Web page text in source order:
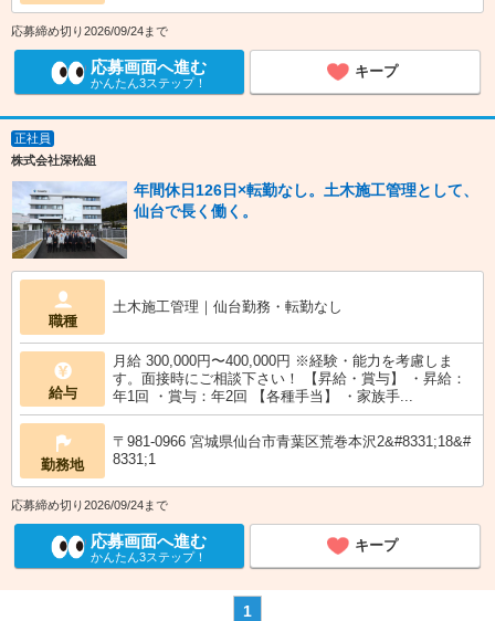
応募締め切り2026/09/24まで
応募画面へ進む
かんたん3ステップ！
キープ
正社員
株式会社深松組
年間休日126日×転勤なし。土木施工管理として、
仙台で長く働く。
職種
土木施工管理｜仙台勤務・転勤なし
給与
月給 300,000円〜400,000円 ※経験・能力を考慮しま
す。面接時にご相談下さい！ 【昇給・賞与】 ・昇給：
年1回 ・賞与：年2回 【各種手当】 ・家族手...
勤務地
〒981-0966 宮城県仙台市青葉区荒巻本沢2&#8331;18&#
8331;1
応募締め切り2026/09/24まで
応募画面へ進む
かんたん3ステップ！
キープ
1